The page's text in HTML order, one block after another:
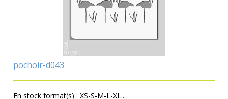
pochoir-d043
En stock format(s) : XS-S-M-L-XL...